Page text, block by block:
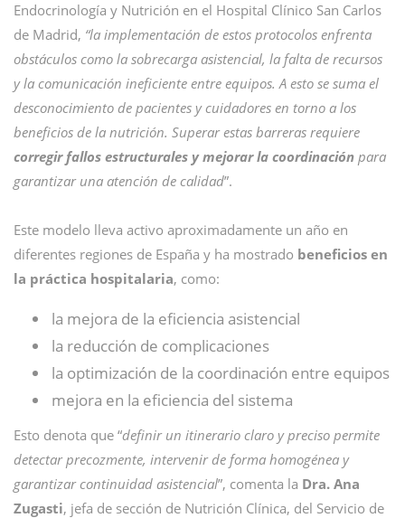
Endocrinología y Nutrición en el Hospital Clínico San Carlos
de Madrid, “la implementación de estos protocolos enfrenta
obstáculos como la sobrecarga asistencial, la falta de recursos
y la comunicación ineficiente entre equipos. A esto se suma el
desconocimiento de pacientes y cuidadores en torno a los
beneficios de la nutrición. Superar estas barreras requiere
corregir fallos estructurales y mejorar la coordinación para
garantizar una atención de calidad”.
Este modelo lleva activo aproximadamente un año en
diferentes regiones de España y ha mostrado beneficios en
la práctica hospitalaria, como:
la mejora de la eficiencia asistencial
la reducción de complicaciones
la optimización de la coordinación entre equipos
mejora en la eficiencia del sistema
Esto denota que “definir un itinerario claro y preciso permite
detectar precozmente, intervenir de forma homogénea y
garantizar continuidad asistencial”, comenta la Dra. Ana
Zugasti, jefa de sección de Nutrición Clínica, del Servicio de